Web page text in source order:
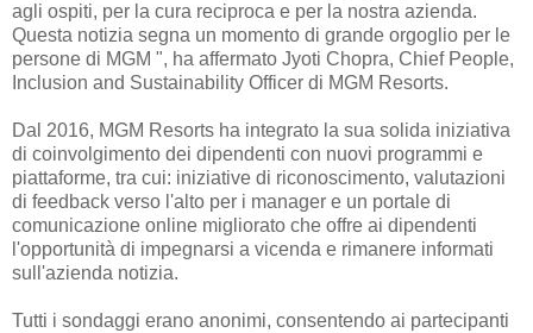
agli ospiti, per la cura reciproca e per la nostra azienda.
Questa notizia segna un momento di grande orgoglio per le
persone di MGM ", ha affermato Jyoti Chopra, Chief People,
Inclusion and Sustainability Officer di MGM Resorts.
Dal 2016, MGM Resorts ha integrato la sua solida iniziativa
di coinvolgimento dei dipendenti con nuovi programmi e
piattaforme, tra cui: iniziative di riconoscimento, valutazioni
di feedback verso l'alto per i manager e un portale di
comunicazione online migliorato che offre ai dipendenti
l'opportunità di impegnarsi a vicenda e rimanere informati
sull'azienda notizia.
Tutti i sondaggi erano anonimi, consentendo ai partecipanti